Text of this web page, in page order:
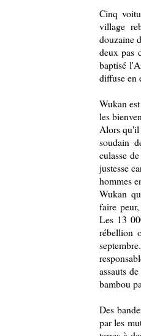
Cinq
village
douzaine
deux pas
baptisé
diffuse en
Wukan
les
Alors qu'il
soudain
culasse
justesse
hommes
Wukan
faire
Les 13
rébellion
assauts
bambou
Des
par les